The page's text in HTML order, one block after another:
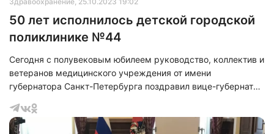
50 лет исполнилось детской городской
поликлинике №44
Сегодня с полувековым юбилеем руководство, коллектив и
ветеранов медицинского учреждения от имени
губернатора Санкт-Петербурга поздравил вице-губернатор
директор Территориального фонда ОМС Санкт-Петербурга
Константин Звоник, глава Администрации Центрального